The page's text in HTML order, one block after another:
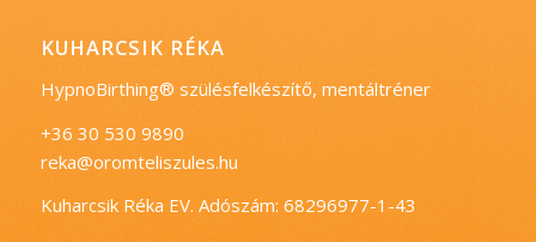
KUHARCSIK RÉKA
HypnoBirthing® szülésfelkészítő, mentáltréner
+36 30 530 9890
reka@oromteliszules.hu
Kuharcsik Réka EV. Adószám: 68296977-1-43